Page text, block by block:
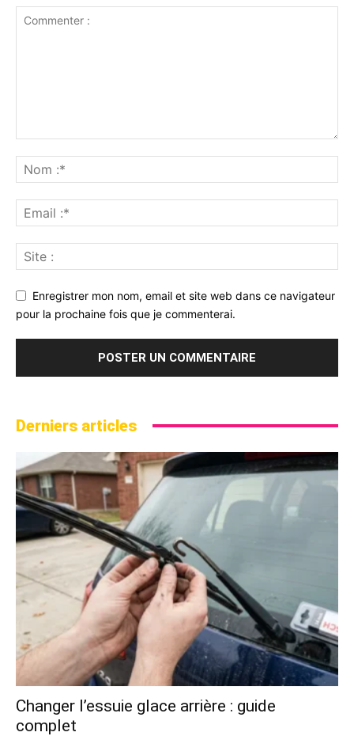
Enregistrer mon nom, email et site web dans ce navigateur
pour la prochaine fois que je commenterai.
Derniers articles
Changer l’essuie glace arrière : guide
complet